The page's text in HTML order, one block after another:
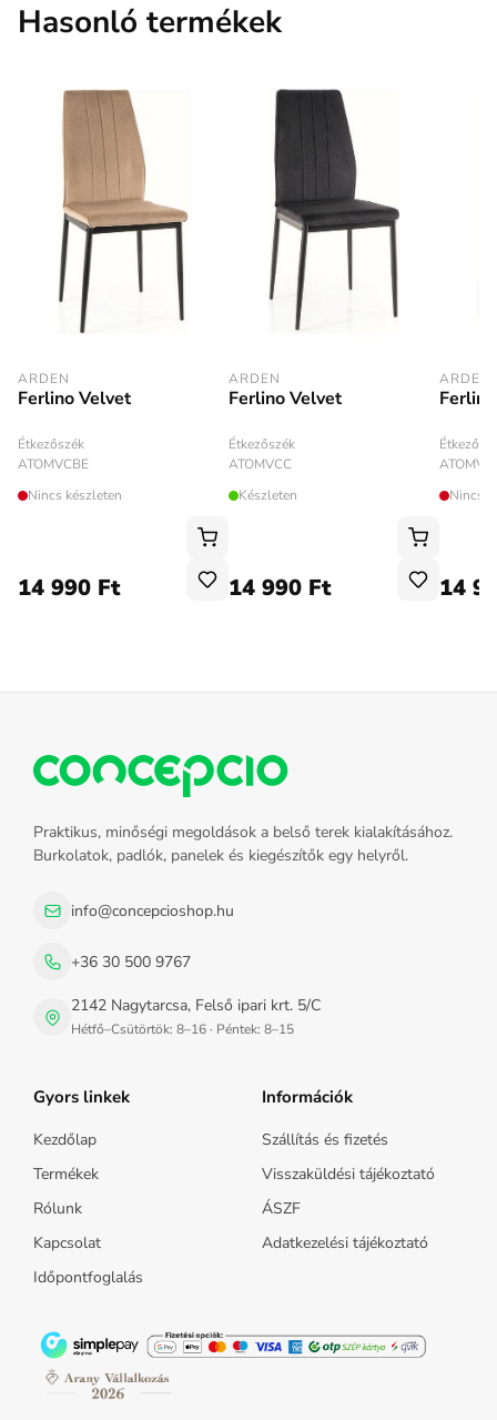
Hasonló termékek
ARDEN
Ferlino Velvet
Étkezőszék
ATOMVCBE
Nincs készleten
14 990 Ft
ARDEN
Ferlino Velvet
Étkezőszék
ATOMVCC
Készleten
14 990 Ft
ARDEN
Nincs
14
Praktikus, minőségi megoldások a belső terek kialakításához.
Burkolatok, padlók, panelek és kiegészítők egy helyről.
info@concepcioshop.hu
+36 30 500 9767
2142 Nagytarcsa, Felső ipari krt. 5/C
Hétfő–Csütörtök: 8–16 · Péntek: 8–15
Gyors linkek
Kezdőlap
Termékek
Rólunk
Kapcsolat
Időpontfoglalás
Információk
Szállítás és fizetés
Visszaküldési tájékoztató
ÁSZF
Adatkezelési tájékoztató